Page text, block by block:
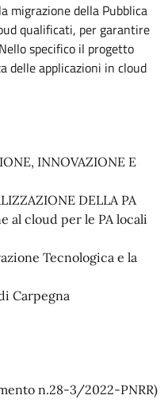
migrazione della Pubblica
qualificati, per garantire
specifico il progetto
delle applicazioni in cloud
INNOVAZIONE E
DELLA PA
al cloud per le PA locali
Tecnologica e la
Carpegna
n.28-3/2022-PNRR)